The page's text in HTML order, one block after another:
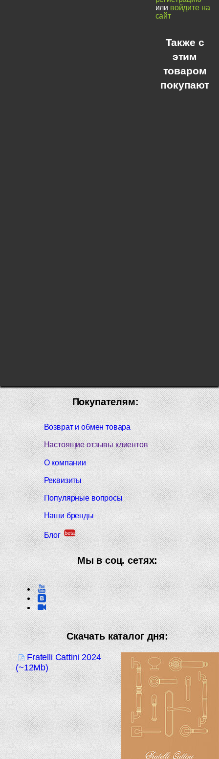
или войдите на
сайт
Также с
этим
товаром
покупают
Покупателям:
Возврат и обмен товара
Настоящие отзывы клиентов
О компании
Реквизиты
Популярные вопросы
Наши бренды
Блог beta
Мы в соц. сетях:
Скачать каталог дня:
Fratelli Cattini 2024
(~12Mb)